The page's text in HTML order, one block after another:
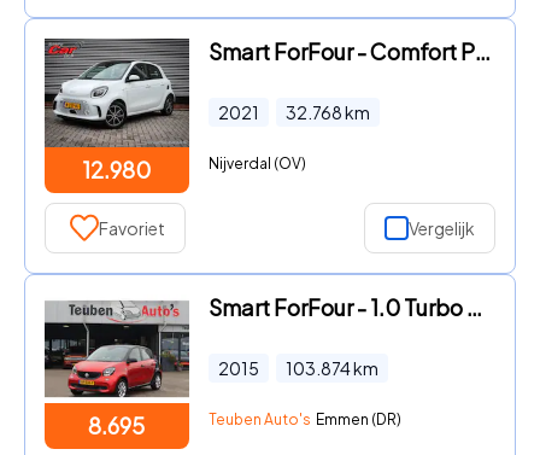
12.980
Smart ForFour - Comfort PLUS 18 kWh | Airco | Cruise | Panoramadak | leer |
2021 32.768km
Nijverdal (OV)
Favoriet Vergelijk
8.695
Smart ForFour - 1.0 Turbo Pure Airco, Cruise control, Automaat, Lichtmetalen
2015 103.874km
Teuben Auto's Emmen (DR)